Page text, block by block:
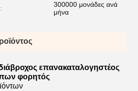
300000 μονάδες ανά
μήνα
επανακαταλογηστέος
φορητός